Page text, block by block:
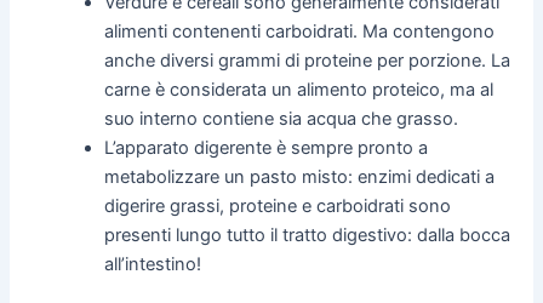
alimenti contenenti carboidrati. Ma contengono
anche diversi grammi di proteine per porzione. La
carne è considerata un alimento proteico, ma al
suo interno contiene sia acqua che grasso.
L’apparato digerente è sempre pronto a
metabolizzare un pasto misto: enzimi dedicati a
digerire grassi, proteine e carboidrati sono
presenti lungo tutto il tratto digestivo: dalla bocca
all’intestino!